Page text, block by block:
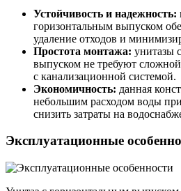
Устойчивость и надежность:
горизонтальным выпуском
удаление отходов и
Простота монтажа: унитазы
выпуском не требуют
с канализационной системой.
Экономичность: данная
небольшим расходом воды
снизить затраты на
Эксплуатационные